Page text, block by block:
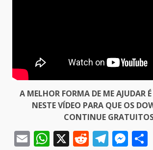
A MELHOR FORMA DE ME AJUDAR
NESTE VÍDEO PARA QUE OS
CONTINUE
EmailWhatsApp
X Reddit